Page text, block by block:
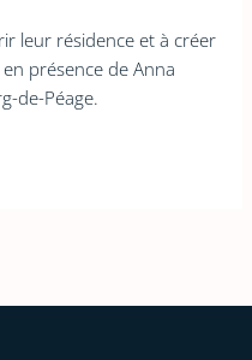
leur résidence et à créer
présence de Anna
de-Péage.